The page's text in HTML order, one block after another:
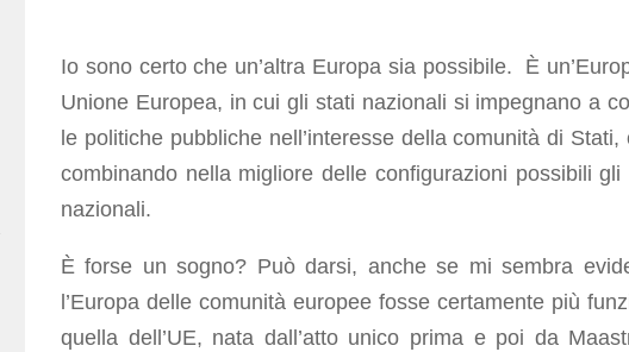
Io sono certo che un’altra Europa sia possibile. È
Unione Europea, in cui gli stati nazionali si impegnano a
le politiche pubbliche nell’interesse della comunità di Stati,
combinando nella migliore delle configurazioni possibili gli
nazionali.
È forse un sogno? Può darsi, anche se mi sembra
l’Europa delle comunità europee fosse certamente più
quella dell’UE, nata dall’atto unico prima e poi da